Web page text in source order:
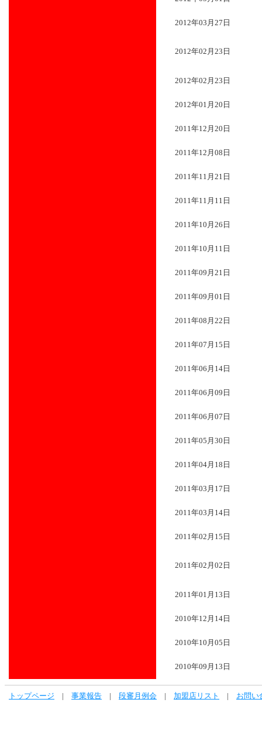
2012年03月27日
2012年02月23日
2012年02月23日
2012年01月20日
2011年12月20日
2011年12月08日
2011年11月21日
2011年11月11日
2011年10月26日
2011年10月11日
2011年09月21日
2011年09月01日
2011年08月22日
2011年07月15日
2011年06月14日
2011年06月09日
2011年06月07日
2011年05月30日
2011年04月18日
2011年03月17日
2011年03月14日
2011年02月15日
2011年02月02日
2011年01月13日
2010年12月14日
2010年10月05日
2010年09月13日
トップページ 事業報告 段審月例会 加盟店リスト お問い